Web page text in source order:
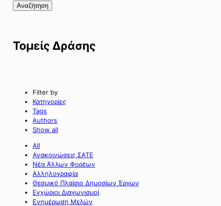
Αναζήτηση
Τομείς Δράσης
Filter by
Κατηγορίες
Tags
Authors
Show all
All
Ανακοινώσεις ΣΑΤΕ
Νέα Άλλων Φορέων
Αλληλογραφία
Θεσμικό Πλαίσιο Δημοσίων Έργων
Εγχώριοι Διαγωνισμοί
Ενημέρωση Μελών